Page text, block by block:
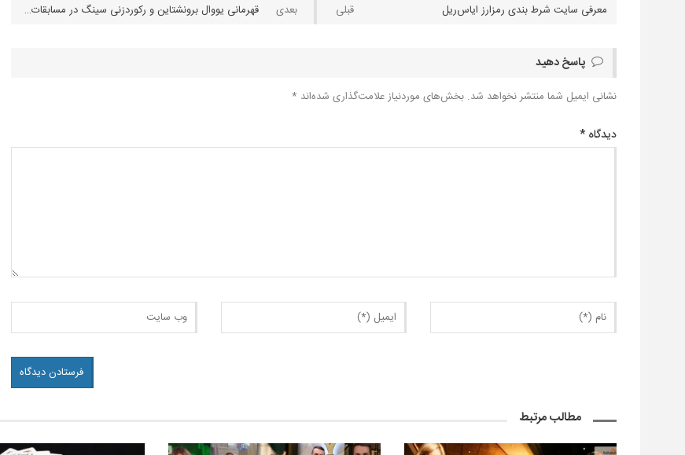
معرفی سایت شرط بندی رمزارز ایاس‌ریل قهرمانی یووال برونشتاین و رکوردزنی سینگ در مسابقات پوکر SHRPO
پاسخ دهید
نشانی ایمیل شما منتشر نخواهد شد. بخش‌های موردنیاز علامت‌گذاری شده‌اند *
دیدگاه *
مطالب مرتبط